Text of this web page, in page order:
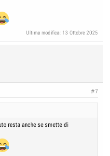
Ultima modifica: 13 Ottobre 2025
#7
resta anche se smette di